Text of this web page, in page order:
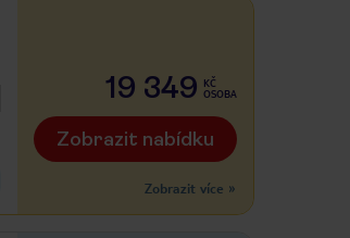
19 349
KČ
OSOBA
Zobrazit nabídku
Zobrazit více »